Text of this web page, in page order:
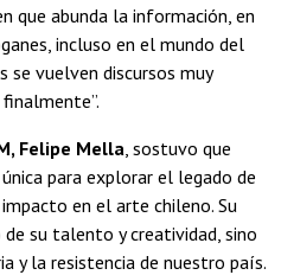
que abunda la información, en
incluso en el mundo del
se vuelven discursos muy
Felipe Mella , sostuvo que
para explorar el legado de
en el arte chileno. Su
su talento y creatividad, sino
y la resistencia de nuestro país.